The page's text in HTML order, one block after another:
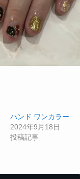
ハンド ワンカラー
2024年9月18日
投稿記事